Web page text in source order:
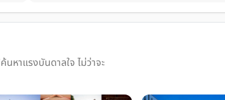
หาแรงบันดาลใจ ไม่ว่าจะ